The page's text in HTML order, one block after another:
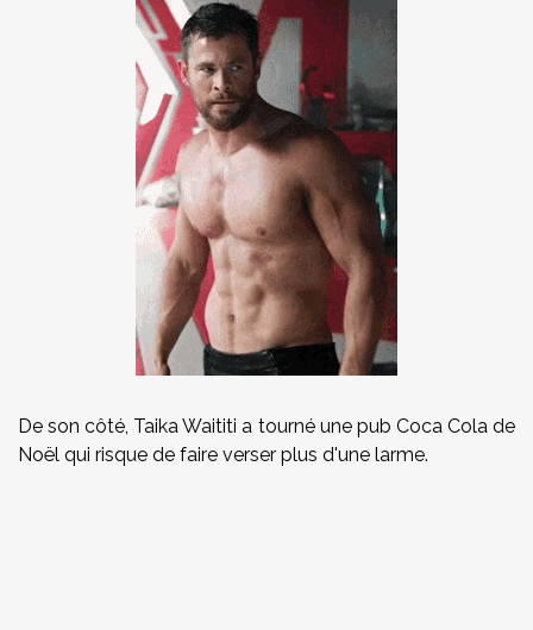
De son côté, Taika Waititi a tourné une pub Coca Cola de
Noël qui risque de faire verser plus d'une larme.